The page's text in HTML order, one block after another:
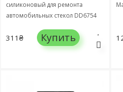
силиконовый для ремонта
автомобильных стекол DD6754
311₴ Купить